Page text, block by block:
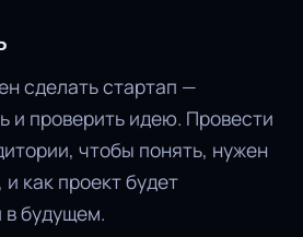
сделать стартап —
и проверить идею. Провести
чтобы понять, нужен
как проект будет
в будущем.